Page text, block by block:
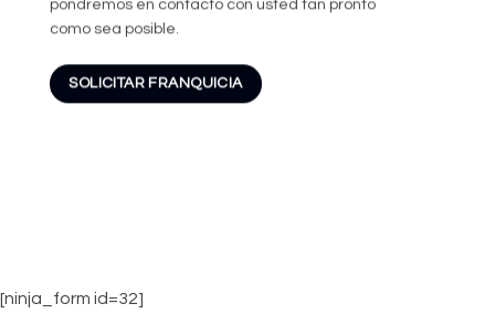
pondremos en contacto con usted tan pronto
como sea posible.
SOLICITAR FRANQUICIA
[ninja_form id=32]